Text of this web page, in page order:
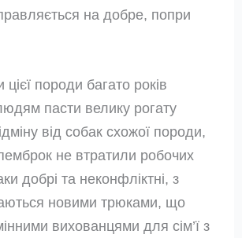
на добре, попри
породи багато років
пасти велику рогату
від собак схожої породи,
не втратили робочих
добрі та неконфліктні, з
новими трюками, що
вихованцями для сім’ї з